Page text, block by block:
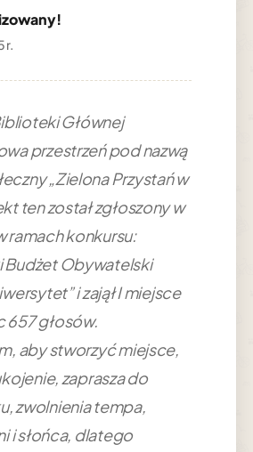
r.
Głównej
przestrzeń pod nazwą
„Zielona Przystań w
ten został zgłoszony w
ramach konkursu:
Budżet Obywatelski
i zajął I miejsce
głosów.
aby stworzyć miejsce,
zaprasza do
zwolnienia tempa,
i słońca, dlatego